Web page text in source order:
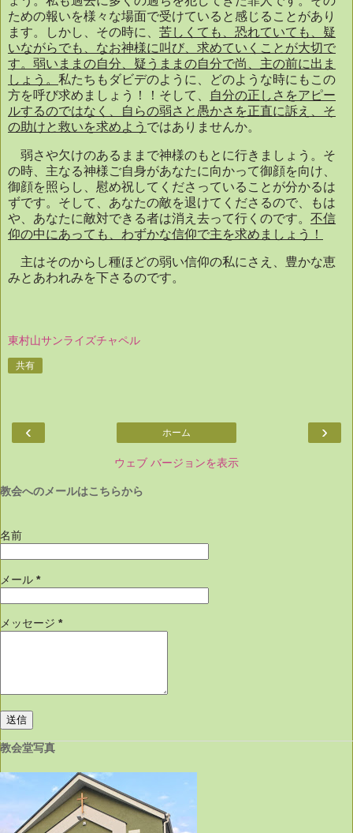
ための報いを様々な場面で受けていると感じることがあり
ます。しかし、その時に、 苦しくても、恐れていても、疑
いながらでも、なお神様に叫び、求めていくことが大切で
す。弱いままの自分、疑うままの自分で尚、主の前に出ま
しょう。 私たちもダビデのように、どのような時にもこの
方を呼び求めましょう！！そして、
自分の正しさをアピー
ルするのではなく、自らの弱さと愚かさを正直に訴え、そ
の助けと救いを求めよう ではありませんか。
弱さや欠けのあるままで神様のもとに行きましょう。そ
の時、主なる神様ご自身があなたに向かって御顔を向け、
御顔を照らし、慰め祝してくださっていることが分かるは
ずです。そして、あなたの敵を退けてくださるので、もは
や、あなたに敵対できる者は消え去って行くのです。 不信
仰の中にあっても、わずかな信仰で主を求めましょう！
主はそのからし種ほどの弱い信仰の私にさえ、豊かな恵
みとあわれみを下さるのです。
東村山サンライズチャペル
共有
‹ ›
ホーム
ウェブ バージョンを表示
教会へのメールはこちらから
名前
メール *
メッセージ *
教会堂写真